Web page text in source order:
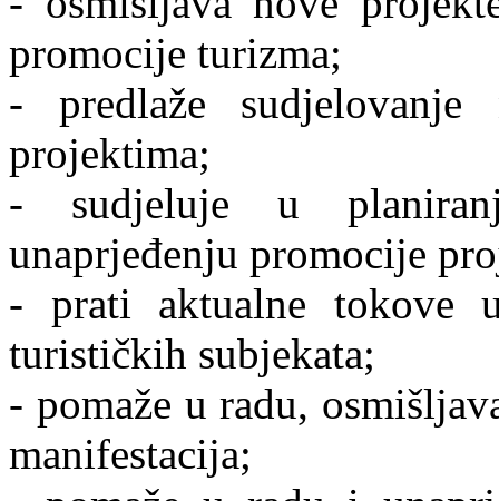
promocije turizma;
- predlaže
projektima;
- sudjeluje u
unaprjeđenju promocije
- prati aktualne tokove
turističkih subjekata;
- pomaže u radu,
manifestacija;